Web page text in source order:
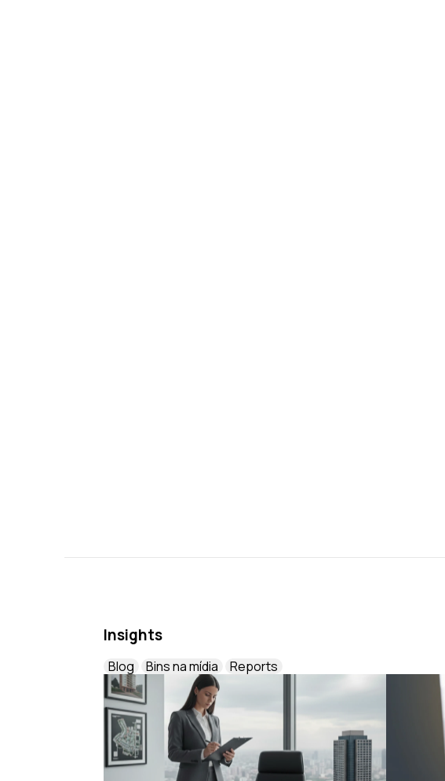
Insights
Blog Bins na mídia Reports